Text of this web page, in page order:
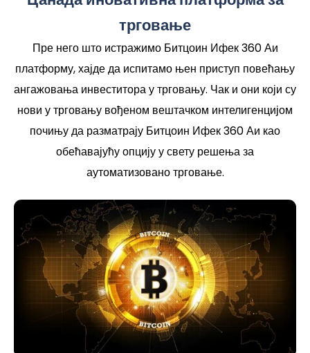
трговање
Пре него што истражимо Битцоин Ифек 360 Аи
платформу, хајде да испитамо њен приступ повећању
ангажовања инвеститора у трговању. Чак и они који су
нови у трговању вођеном вештачком интелигенцијом
почињу да разматрају Битцоин Ифек 360 Аи као
обећавајућу опцију у свету решења за
аутоматизовано трговање.